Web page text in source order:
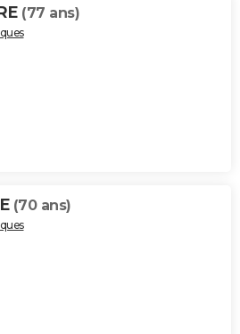
(77 ans)
(70 ans)